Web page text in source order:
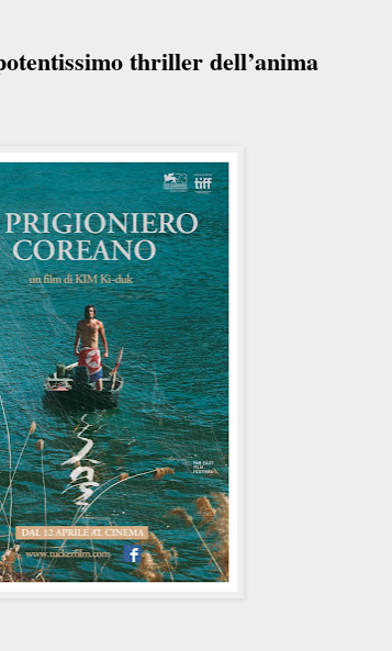
thriller dell’anima